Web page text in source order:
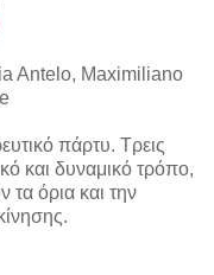
Antelo, Maximiliano
πάρτυ. Τρεις
και δυναμικό τρόπο,
τα όρια και την